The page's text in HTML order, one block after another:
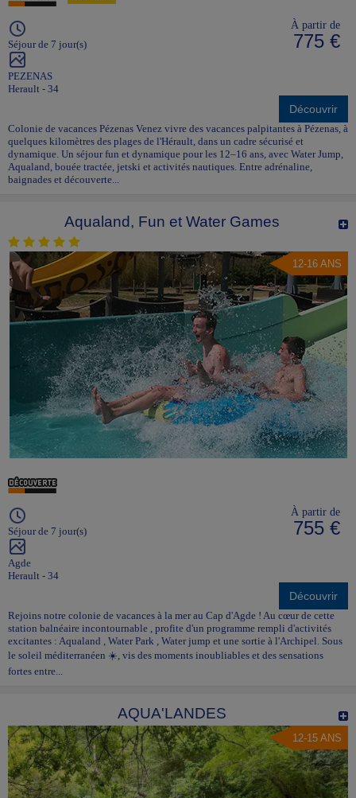
Séjour de 7 jour(s)
PEZENAS
Herault - 34
À partir de
775 €
Découvrir
Colonie de vacances Pézenas Venez vivre des vacances palpitantes à Pézenas, à
quelques kilomètres des plages de l'Hérault, dans un cadre sécurisé et
dynamique. Un séjour fun et dynamique pour les 12–16 ans, avec Water Jump,
Aqualand, bouée tractée, jetski et activités nautiques. Entre adrénaline,
baignades et découverte...
Aqualand, Fun et Water Games
12-16 ANS
Séjour de 7 jour(s)
Agde
Herault - 34
À partir de
755 €
Découvrir
Rejoins notre colonie de vacances à la mer au Cap d'Agde ! Au cœur de cette
station balnéaire incontournable , profite d'un programme rempli d'activités
excitantes : Aqualand , Water Park , Water jump et une sortie à l'Archipel. Sous
le soleil méditerranéen ☀️, vis des moments inoubliables et des sensations
fortes entre...
AQUA'LANDES
12-15 ANS